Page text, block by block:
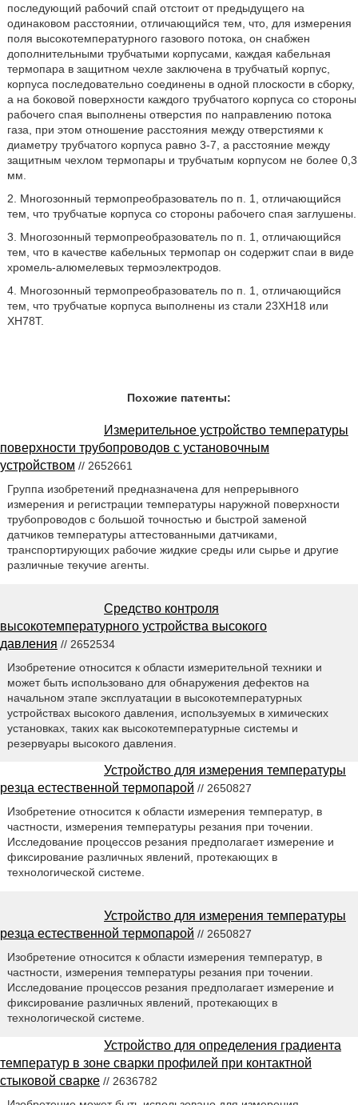
последующий рабочий спай отстоит от предыдущего на
одинаковом расстоянии, отличающийся тем, что, для измерения
поля высокотемпературного газового потока, он снабжен
дополнительными трубчатыми корпусами, каждая кабельная
термопара в защитном чехле заключена в трубчатый корпус,
корпуса последовательно соединены в одной плоскости в сборку,
а на боковой поверхности каждого трубчатого корпуса со стороны
рабочего спая выполнены отверстия по направлению потока
газа, при этом отношение расстояния между отверстиями к
диаметру трубчатого корпуса равно 3-7, а расстояние между
защитным чехлом термопары и трубчатым корпусом не более 0,3
мм.
2. Многозонный термопреобразователь по п. 1, отличающийся
тем, что трубчатые корпуса со стороны рабочего спая заглушены.
3. Многозонный термопреобразователь по п. 1, отличающийся
тем, что в качестве кабельных термопар он содержит спаи в виде
хромель-алюмелевых термоэлектродов.
4. Многозонный термопреобразователь по п. 1, отличающийся
тем, что трубчатые корпуса выполнены из стали 23ХН18 или
ХН78Т.
Похожие патенты:
Измерительное устройство температуры
поверхности трубопроводов с установочным
устройством // 2652661
Группа изобретений предназначена для непрерывного
измерения и регистрации температуры наружной поверхности
трубопроводов с большой точностью и быстрой заменой
датчиков температуры аттестованными датчиками,
транспортирующих рабочие жидкие среды или сырье и другие
различные текучие агенты.
Средство контроля
высокотемпературного устройства высокого
давления // 2652534
Изобретение относится к области измерительной техники и
может быть использовано для обнаружения дефектов на
начальном этапе эксплуатации в высокотемпературных
устройствах высокого давления, используемых в химических
установках, таких как высокотемпературные системы и
резервуары высокого давления.
Устройство для измерения температуры
резца естественной термопарой // 2650827
Изобретение относится к области измерения температур, в
частности, измерения температуры резания при точении.
Исследование процессов резания предполагает измерение и
фиксирование различных явлений, протекающих в
технологической системе.
Устройство для измерения температуры
резца естественной термопарой // 2650827
Изобретение относится к области измерения температур, в
частности, измерения температуры резания при точении.
Исследование процессов резания предполагает измерение и
фиксирование различных явлений, протекающих в
технологической системе.
Устройство для определения градиента
температур в зоне сварки профилей при контактной
стыковой сварке // 2636782